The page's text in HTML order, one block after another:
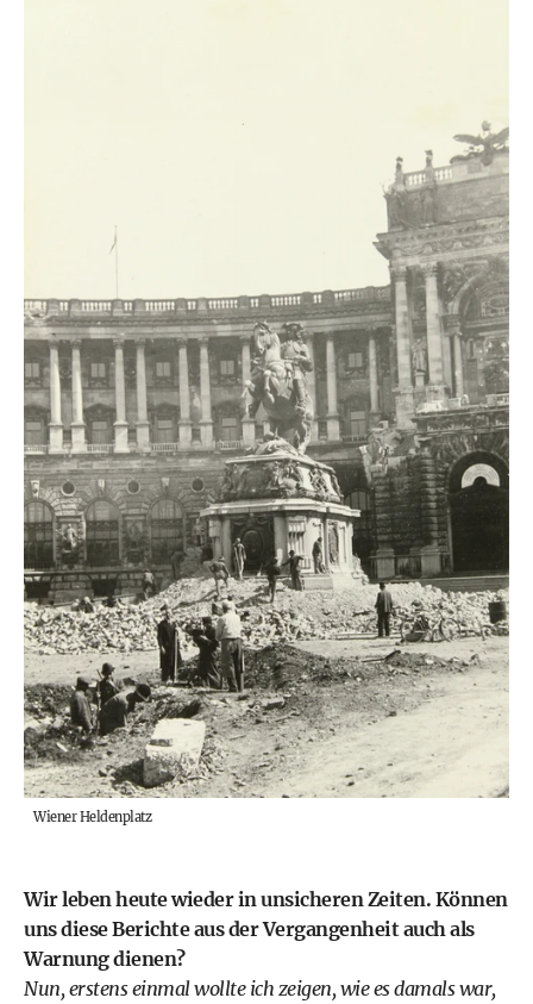
Wiener Heldenplatz
Wir leben heute wieder in unsicheren Zeiten. Können
uns diese Berichte aus der Vergangenheit auch als
Warnung dienen?
Nun, erstens einmal wollte ich zeigen, wie es damals war,